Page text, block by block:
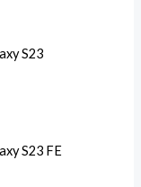
S23
S23 FE